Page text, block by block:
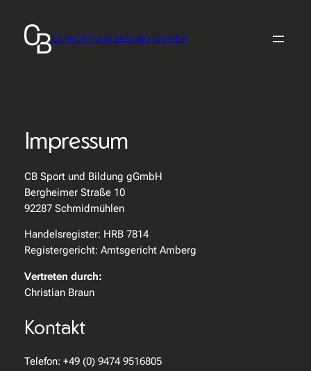
Inhalt
springen
CB SPORT UND BILDUNG GGMBH
Impressum
CB Sport und Bildung gGmbH
Bergheimer Straße 10
92287 Schmidmühlen
Handelsregister: HRB 7814
Registergericht: Amtsgericht Amberg
Vertreten durch:
Christian Braun
Kontakt
Telefon: +49 (0) 9474 9516805